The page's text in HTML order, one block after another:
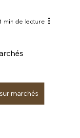
min de lecture
marchés